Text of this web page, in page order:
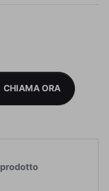
CHIAMA ORA